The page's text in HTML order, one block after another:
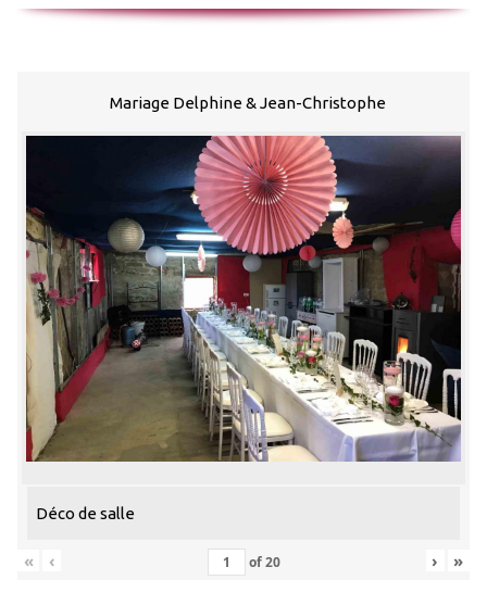
Mariage Delphine & Jean-Christophe
Déco de salle
« ‹ of20 › »